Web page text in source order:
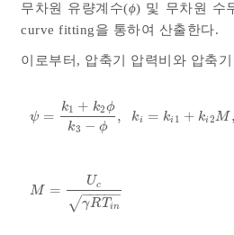
무차원 유량계수(ϕ) 및 무차원 수
curve fitting을 통하여 산출한다.
이로부터, 압축기 압력비와 압축
ψ =
k1 + k2ϕ
k3 − ϕ
, ki = ki 1 + ki2M ,
ψ=k1+k 2ϕk3-ϕ, ki =ki1+k
M =
Uc
γRTin
− −
−−−
√
M=UcγRTin